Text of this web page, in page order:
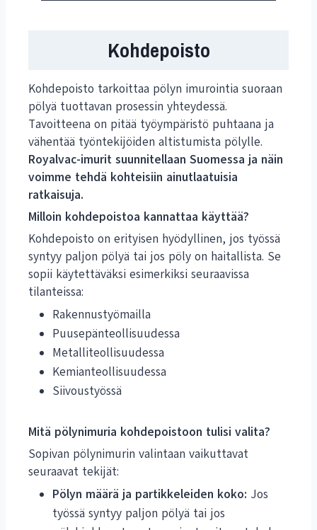
Kohdepoisto
Kohdepoisto tarkoittaa pölyn imurointia suoraan
pölyä tuottavan prosessin yhteydessä.
Tavoitteena on pitää työympäristö puhtaana ja
vähentää työntekijöiden altistumista pölylle.
Royalvac-imurit suunnitellaan Suomessa ja näin
voimme tehdä kohteisiin ainutlaatuisia
ratkaisuja.
Milloin kohdepoistoa kannattaa käyttää?
Kohdepoisto on erityisen hyödyllinen, jos työssä
syntyy paljon pölyä tai jos pöly on haitallista. Se
sopii käytettäväksi esimerkiksi seuraavissa
tilanteissa:
Rakennustyömailla
Puusepänteollisuudessa
Metalliteollisuudessa
Kemianteollisuudessa
Siivoustyössä
Mitä pölynimuria kohdepoistoon tulisi valita?
Sopivan pölynimurin valintaan vaikuttavat
seuraavat tekijät:
Pölyn määrä ja partikkeleiden koko: Jos
työssä syntyy paljon pölyä tai jos